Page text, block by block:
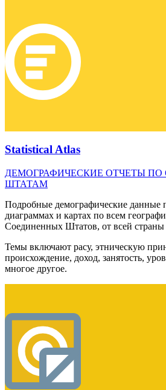
Statistical Atlas
ДЕМОГРАФИЧЕСКИЕ ОТЧЕТЫ
ШТАТАМ
Подробные демографические данные
диаграммах и картах по всем
Соединенных Штатов, от всей
Темы включают расу, этническую
происхождение, доход, занятость,
многое другое.